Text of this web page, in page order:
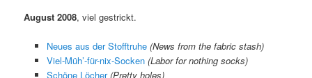
August 2008, viel gestrickt.
Neues aus der Stofftruhe (News from the fabric stash)
Viel-Müh’-für-nix-Socken (Labor for nothing socks)
Schöne Löcher (Pretty holes)